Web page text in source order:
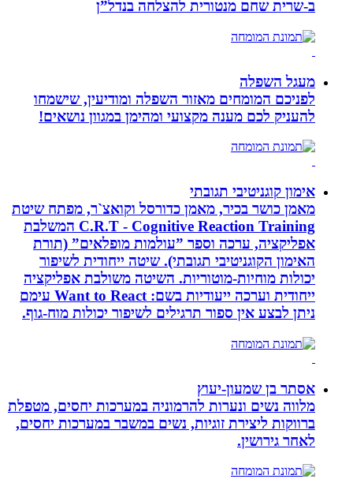
ב-‏שרית שחם מנטורית להצלחה בנדל”ן‏
מעגל השפלה
לפניכם המומחים מאזור השפלה ומודיעין, שישמחו
להעניק לכם מענה מקצועי ומהימן במגוון נושאים!
אימון קוגניטיבי תגובתי
מאמן כושר בכיר, מאמן כדורסל וקואצ`ר, מפתח שיטת
C.R.T - Cognitive Reaction Training המשלבת
אפליקציה, ערכה וספר ”עולמות מופלאים” (תורת
האימון הקוגניטיבי תגובתי). שיטה ייחודית לשיפור
יכולות מוחיות-מוטוריות. השיטה משולבת אפליקציה
ייחודית וערכה ייעודיות בשם: Want to React עימם
ניתן לבצע אין ספור תרגילים לשיפור יכולות מוח-גוף.
אסתר בן שמעון-יעוץ
מלווה נשים ונערות להרמוניה במערכות יחסים, מטפלת
ברווקות ליצירת זוגיות, נשים במשבר במערכות יחסים,
לאחר גירושין.